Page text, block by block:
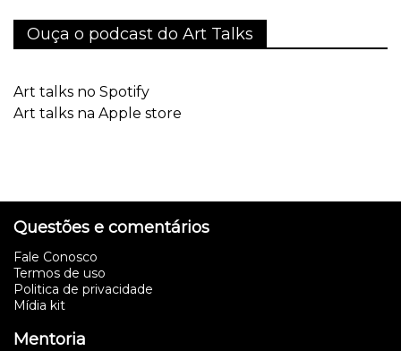
Ouça o podcast do Art Talks
Art talks no Spotify
Art talks na Apple store
Questões e comentários
Fale Conosco
Termos de uso
Politica de privacidade
Mídia kit
Mentoria